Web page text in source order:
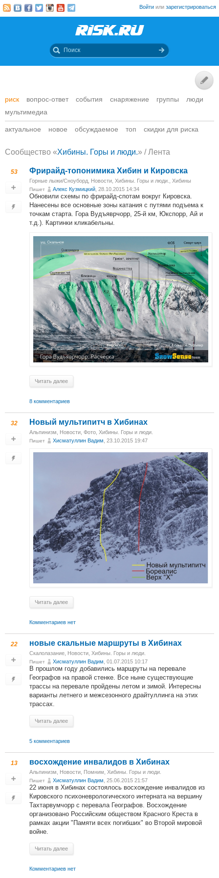
Войти или зарегистрироваться
риск вопрос-ответ события снаряжение группы
люди
мультимедиа
актуальное новое обсуждаемое топ скидки для риска
Сообщество «Хибины. Горы и люди.» / Лента
53 Фрирайд-топонимика Хибин и Кировска
Горные лыжи/Сноуборд Новости Хибины. Горы и люди. Хибины
Пишет Алекс Кузмицкий , 28.10.2015 14:34
Обновили схемы по фрирайд-спотам вокруг Кировска.
Нанесены все основные зоны катания с путями подъема к
точкам старта. Гора Вудъяврчорр, 25-й км, Юкспорр, Ай и
т.д.). Картинки кликабельны.
Читать далее
8 комментариев
32 Новый мультипитч в Хибинах
Альпинизм Новости Фото Хибины. Горы и люди.
Пишет Хисматуллин Вадим , 23.10.2015 19:47
Читать далее
Комментариев нет
22 новые скальные маршруты в Хибинах
Скалолазание, Новости, Хибины. Горы и люди.
Пишет Хисматуллин Вадим, 01.07.2015 10:17
В прошлом году добавились маршруты на перевале
Географов на правой стенке. Все ныне существующие
трассы на перевале пройдены летом и зимой. Интересны
варианты летнего и межсезонного драйтуллинга на этих
трассах.
Читать далее
5 комментариев
13 восхождение инвалидов в Хибинах
Альпинизм, Новости, Помним, Хибины. Горы и люди.
Пишет Хисматуллин Вадим, 25.06.2015 21:57
22 июня в Хибинах состоялось восхождение инвалидов из
Кировского психоневрологического интерната на вершину
Тахтарвумчорр с перевала Географов. Восхождение
организовано Российским обществом Красного Креста в
рамках акции "Памяти всех погибших" во Второй мировой
войне.
Читать далее
Комментариев нет